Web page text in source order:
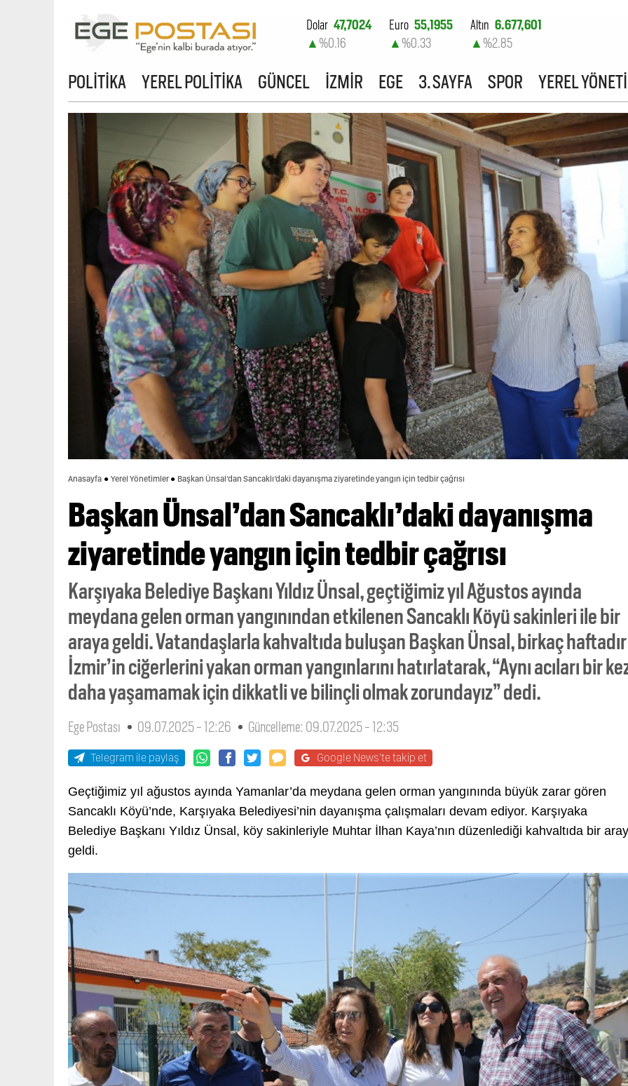
Dolar 47,7024
▲ %0.16
Euro 55,1955
▲ %0.33
Altın 6.677,601
▲ %2.85
%-0.14
POLİTİKA YEREL POLİTİKA GÜNCEL İZMİR EGE 3. SAYFA SPOR YEREL
Anasayfa Yerel Yönetimler Başkan Ünsal’dan Sancaklı’daki dayanışma ziyaretinde yangın için tedbir çağrısı
Başkan Ünsal’dan Sancaklı’daki dayanışma
ziyaretinde yangın için tedbir çağrısı
Karşıyaka Belediye Başkanı Yıldız Ünsal, geçtiğimiz yıl Ağustos ayında
meydana gelen orman yangınından etkilenen Sancaklı Köyü sakinleri ile bir
araya geldi. Vatandaşlarla kahvaltıda buluşan Başkan Ünsal, birkaç haftadır
İzmir’in ciğerlerini yakan orman yangınlarını hatırlatarak, “Aynı acıları bir
daha yaşamamak için dikkatli ve bilinçli olmak zorundayız” dedi.
Ege Postası 09.07.2025 - 12:26 Güncelleme: 09.07.2025 - 12:35
Telegram ile paylaş Google News'te takip et
Geçtiğimiz yıl ağustos ayında Yamanlar’da meydana gelen orman yangınında büyük zarar gören
Sancaklı Köyü’nde, Karşıyaka Belediyesi’nin dayanışma çalışmaları devam ediyor. Karşıyaka
Belediye Başkanı Yıldız Ünsal, köy sakinleriyle Muhtar İlhan Kaya’nın düzenlediği kahvaltıda bir
geldi.